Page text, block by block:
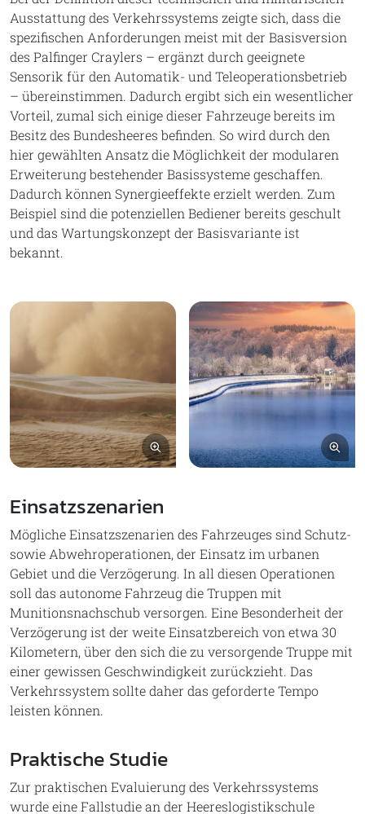
Ausstattung des Verkehrssystems zeigte sich, dass die
spezifischen Anforderungen meist mit der Basisversion
des Palfinger Craylers – ergänzt durch geeignete
Sensorik für den Automatik- und Teleoperationsbetrieb
– übereinstimmen. Dadurch ergibt sich ein wesentlicher
Vorteil, zumal sich einige dieser Fahrzeuge bereits im
Besitz des Bundesheeres befinden. So wird durch den
hier gewählten Ansatz die Möglichkeit der modularen
Erweiterung bestehender Basissysteme geschaffen.
Dadurch können Synergieeffekte erzielt werden. Zum
Beispiel sind die potenziellen Bediener bereits geschult
und das Wartungskonzept der Basisvariante ist
bekannt.
Bild vergrößern
Einsatzszenarien
Mögliche Einsatzszenarien des Fahrzeuges sind Schutz-
sowie Abwehroperationen, der Einsatz im urbanen
Gebiet und die Verzögerung. In all diesen Operationen
soll das autonome Fahrzeug die Truppen mit
Munitionsnachschub versorgen. Eine Besonderheit der
Verzögerung ist der weite Einsatzbereich von etwa 30
Kilometern, über den sich die zu versorgende Truppe mit
einer gewissen Geschwindigkeit zurückzieht. Das
Verkehrssystem sollte daher das geforderte Tempo
leisten können.
Praktische Studie
Zur praktischen Evaluierung des Verkehrssystems
wurde eine Fallstudie an der Heereslogistikschule